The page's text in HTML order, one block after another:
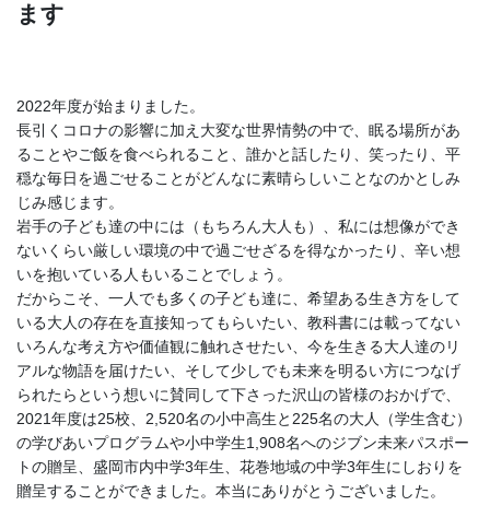
ます
2022年度が始まりました。
長引くコロナの影響に加え大変な世界情勢の中で、眠る場所があ
ることやご飯を食べられること、誰かと話したり、笑ったり、平
穏な毎日を過ごせることがどんなに素晴らしいことなのかとしみ
じみ感じます。
岩手の子ども達の中には（もちろん大人も）、私には想像ができ
ないくらい厳しい環境の中で過ごせざるを得なかったり、辛い想
いを抱いている人もいることでしょう。
だからこそ、一人でも多くの子ども達に、希望ある生き方をして
いる大人の存在を直接知ってもらいたい、教科書には載ってない
いろんな考え方や価値観に触れさせたい、今を生きる大人達のリ
アルな物語を届けたい、そして少しでも未来を明るい方につなげ
られたらという想いに賛同して下さった沢山の皆様のおかげで、
2021年度は25校、2,520名の小中高生と225名の大人（学生含む）
の学びあいプログラムや小中学生1,908名へのジブン未来パスポー
トの贈呈、盛岡市内中学3年生、花巻地域の中学3年生にしおりを
贈呈することができました。本当にありがとうございました。